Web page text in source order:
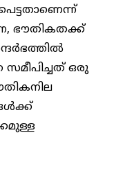
ഭൗതികതക്ക്
സമീപിച്ചത് ഒരു